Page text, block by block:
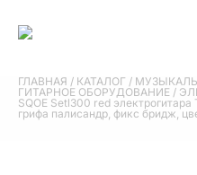
ГЛАВНАЯ / КАТАЛОГ /
ГИТАРНОЕ ОБОРУДОВАНИЕ /
SQOE Setl300 red
грифа палисандр, фикс бридж,